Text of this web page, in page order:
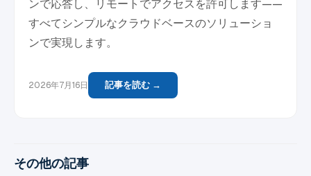
ンで応答し、リモートでアクセスを許可します——
すべてシンプルなクラウドベースのソリューショ
ンで実現します。
2026年7月16日 記事を読む →
その他の記事